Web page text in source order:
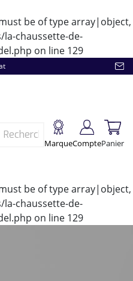
be of type array|object,
chaussette-de-
on line 129
MarqueComptePanier
be of type array|object,
chaussette-de-
on line 129